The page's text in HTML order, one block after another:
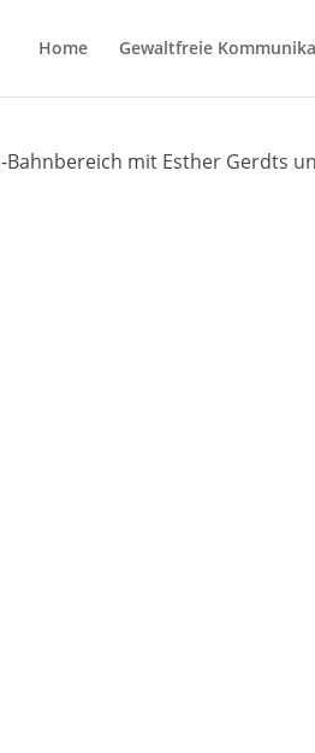
Home Gewaltfreie
mit Esther Gerdts